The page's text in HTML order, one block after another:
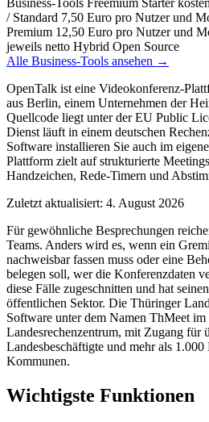
Business-Tools Freemium Starter
/ Standard 7,50 Euro pro Nutzer und
Premium 12,50 Euro pro Nutzer und
jeweils netto Hybrid Open Source
Alle Business-Tools ansehen →
OpenTalk ist eine Videokonferenz-
aus Berlin, einem Unternehmen der
Quellcode liegt unter der EU Public
Dienst läuft in einem deutschen
Software installieren Sie auch im
Plattform zielt auf strukturierte
Handzeichen, Rede-Timern und
Zuletzt aktualisiert: 4. August 2026
Für gewöhnliche Besprechungen
Teams. Anders wird es, wenn ein
nachweisbar fassen muss oder eine
belegen soll, wer die Konferenzdaten
diese Fälle zugeschnitten und hat
öffentlichen Sektor. Die Thüringer
Software unter dem Namen ThMeet im
Landesrechenzentrum, mit Zugang für
Landesbeschäftigte und mehr als
Kommunen.
Wichtigste Funktionen